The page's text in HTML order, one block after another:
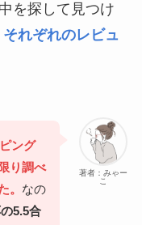
を探して見つけ
それぞれのレビュ
著者：みゃー
こ
ング
り調べ
。 なの
5.5合